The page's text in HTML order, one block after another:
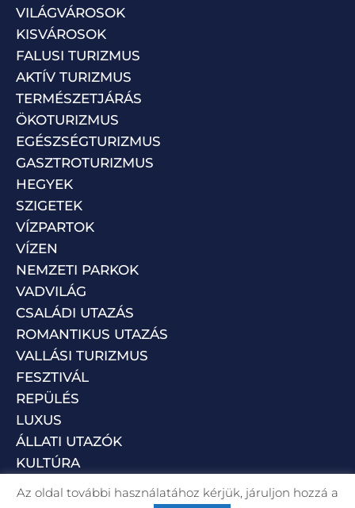
VILÁGVÁROSOK
KISVÁROSOK
FALUSI TURIZMUS
AKTÍV TURIZMUS
TERMÉSZETJÁRÁS
ÖKOTURIZMUS
EGÉSZSÉGTURIZMUS
GASZTROTURIZMUS
HEGYEK
SZIGETEK
VÍZPARTOK
VÍZEN
NEMZETI PARKOK
VADVILÁG
CSALÁDI UTAZÁS
ROMANTIKUS UTAZÁS
VALLÁSI TURIZMUS
FESZTIVÁL
REPÜLÉS
LUXUS
ÁLLATI UTAZÓK
KULTÚRA
Az oldal további használatához kérjük, járuljon hozzá a